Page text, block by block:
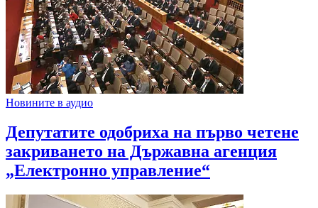
Новините в аудио
Депутатите одобриха на първо четене
закриването на Държавна агенция
„Електронно управление“